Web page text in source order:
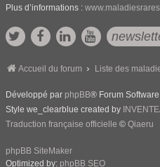
Plus d’informations :
Accueil du forum Liste des
Développé par phpBB® Forum
Style we_clearblue created by
Traduction française officielle © Qiaeru
phpBB SiteMaker
Optimized by: phpBB SEO